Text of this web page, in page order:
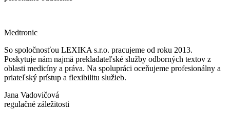
Medtronic
So spoločnosťou LEXIKA s.r.o. pracujeme od roku 2013.
Poskytuje nám najmä prekladateľské služby odborných textov z
oblasti medicíny a práva. Na spolupráci oceňujeme profesionálny a
priateľský prístup a flexibilitu služieb.
Jana Vadovičová
regulačné záležitosti